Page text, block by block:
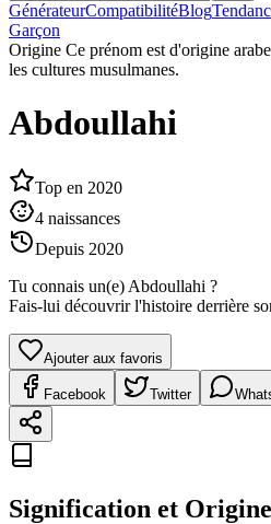
GénérateurCompatibilitéBlog
Garçon
Origine Ce prénom est d'origine
les cultures musulmanes.
Abdoullahi
Top en 2020
4 naissances
Depuis 2020
Tu connais un(e) Abdoullahi ?
Fais-lui découvrir l'histoire derrière
Ajouter aux favoris
Facebook Twitter
Signification et Origine